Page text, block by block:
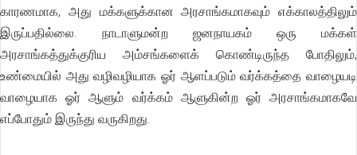
காரணமாக, அது மக்களுக்கான அரசாங்கமாகவும் எக்காலத்திலும்
இருப்பதில்லை. நாடாளுமன்ற ஜனநாயகம் ஒரு மக்கள்
அரசாங்கத்துக்குரிய அம்சங்களைக் கொண்டிருந்த போதிலும்,
உண்மையில் அது வழிவழியாக ஓர் ஆளப்படும் வர்க்கத்தை வாழையடி
வாழையாக ஓர் ஆளும் வர்க்கம் ஆளுகின்ற ஓர் அரசாங்கமாகவே
எப்போதும் இருந்து வருகிறது.